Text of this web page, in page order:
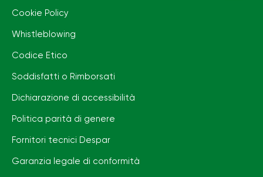
Cookie Policy
Whistleblowing
Codice Etico
Soddisfatti o Rimborsati
Dichiarazione di accessibilità
Politica parità di genere
Fornitori tecnici Despar
Garanzia legale di conformità